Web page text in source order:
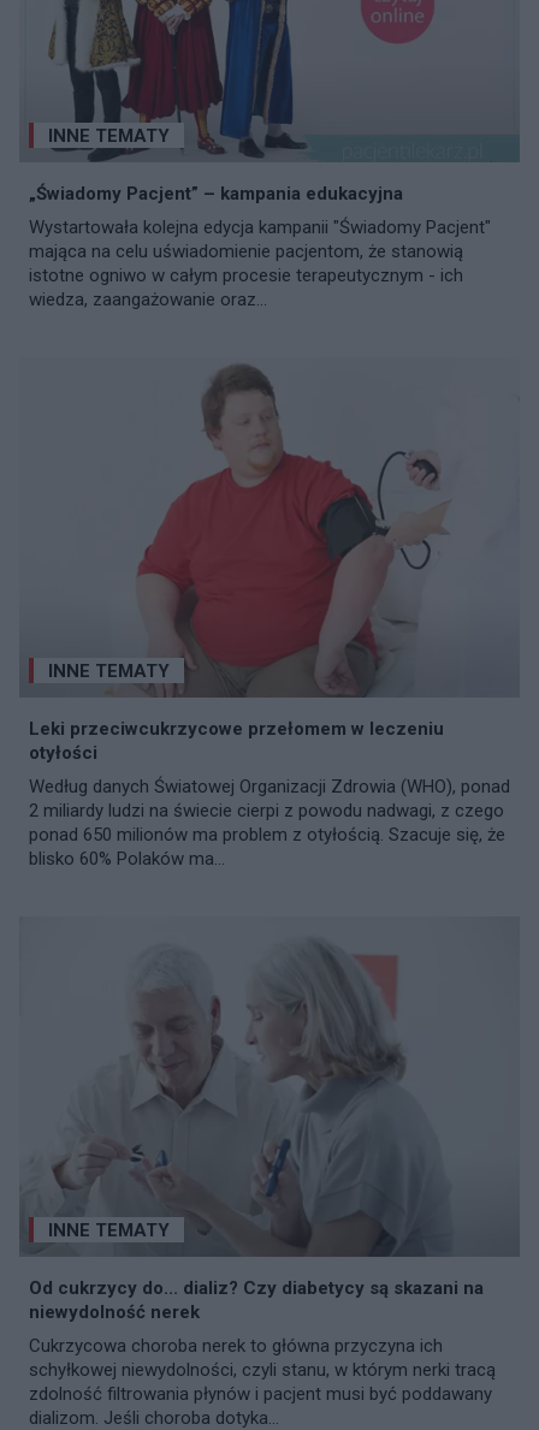
INNE TEMATY
„Świadomy Pacjent” – kampania edukacyjna
Wystartowała kolejna edycja kampanii "Świadomy Pacjent"
mająca na celu uświadomienie pacjentom, że stanowią
istotne ogniwo w całym procesie terapeutycznym - ich
wiedza, zaangażowanie oraz...
INNE TEMATY
Leki przeciwcukrzycowe przełomem w leczeniu
otyłości
Według danych Światowej Organizacji Zdrowia (WHO), ponad
2 miliardy ludzi na świecie cierpi z powodu nadwagi, z czego
ponad 650 milionów ma problem z otyłością. Szacuje się, że
blisko 60% Polaków ma...
INNE TEMATY
Od cukrzycy do... dializ? Czy diabetycy są skazani na
niewydolność nerek
Cukrzycowa choroba nerek to główna przyczyna ich
schyłkowej niewydolności, czyli stanu, w którym nerki tracą
zdolność filtrowania płynów i pacjent musi być poddawany
dializom. Jeśli choroba dotyka...